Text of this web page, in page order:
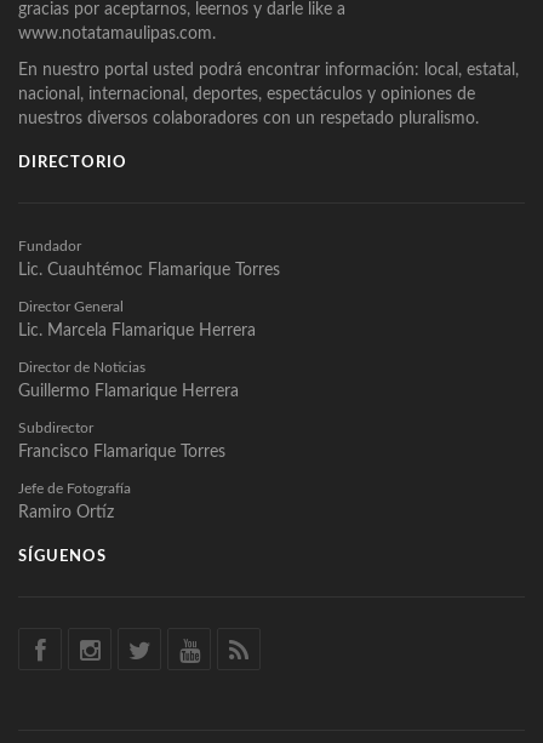
gracias por aceptarnos, leernos y darle like a
www.notatamaulipas.com.
En nuestro portal usted podrá encontrar información: local, estatal,
nacional, internacional, deportes, espectáculos y opiniones de
nuestros diversos colaboradores con un respetado pluralismo.
DIRECTORIO
Fundador
Lic. Cuauhtémoc Flamarique Torres
Director General
Lic. Marcela Flamarique Herrera
Director de Noticias
Guillermo Flamarique Herrera
Subdirector
Francisco Flamarique Torres
Jefe de Fotografía
Ramiro Ortíz
SÍGUENOS